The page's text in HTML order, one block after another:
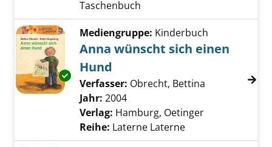
Taschenbuch
Exemplar-Details von Anna wünscht sich
Mediengruppe: Kinderbuch
Anna wünscht sich einen
Hund
Verfasser: Obrecht, Bettina Suche nach
Jahr: 2004
Verlag: Hamburg, Oetinger
Reihe: Laterne Laterne